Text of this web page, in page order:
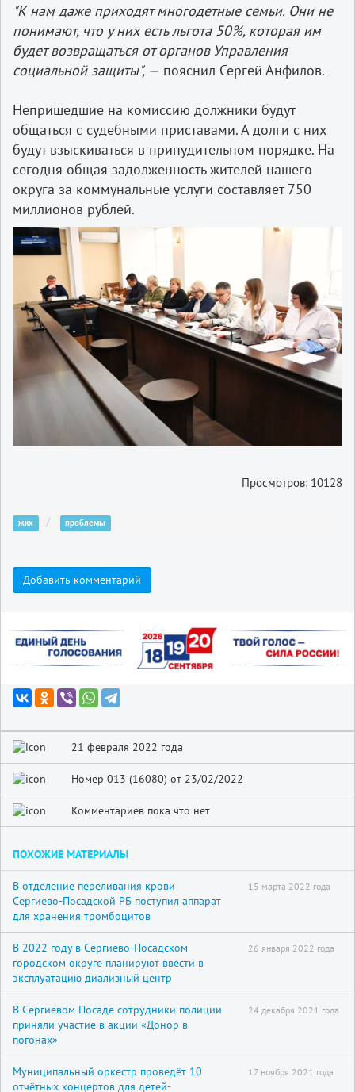
"К нам даже приходят многодетные семьи. Они не
понимают, что у них есть льгота 50%, которая им
будет возвращаться от органов Управления
социальной защиты", — пояснил Сергей Анфилов.
Непришедшие на комиссию должники будут
общаться с судебными приставами. А долги с них
будут взыскиваться в принудительном порядке. На
сегодня общая задолженность жителей нашего
округа за коммунальные услуги составляет 750
миллионов рублей.
Просмотров: 10128
жкх проблемы
Добавить комментарий
21 февраля 2022 года
Номер 013 (16080) от 23/02/2022
Комментариев пока что нет
ПОХОЖИЕ МАТЕРИАЛЫ
В отделение переливания крови
Сергиево-Посадской РБ поступил аппарат
для хранения тромбоцитов
15 марта 2022 года
В 2022 году в Сергиево-Посадском
городском округе планируют ввести в
эксплуатацию диализный центр
26 января 2022 года
В Сергиевом Посаде сотрудники полиции
приняли участие в акции «Донор в
погонах»
24 декабря 2021 года
Муниципальный оркестр проведёт 10
отчётных концертов для детей-
17 ноября 2021 года